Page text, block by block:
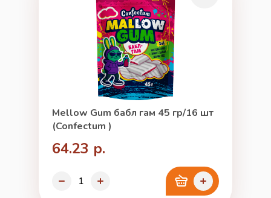
Mellow Gum бабл гам 45 гр/16 шт
(Confectum )
64.23 р.